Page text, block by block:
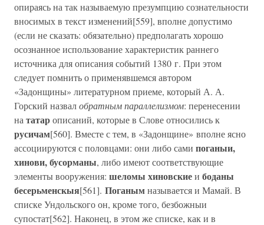
опираясь на так называемую презумпцию сознательности
вносимых в текст изменений[559], вполне допустимо
(если не сказать: обязательно) предполагать хорошо
осознанное использование характеристик раннего
источника для описания событий 1380 г. При этом
следует помнить о применявшемся автором
«Задонщины» литературном приеме, который А. А.
Горский назвалобратным параллелизмом: перенесении
на татарописаний, которые в Слове относились к
русичам[560]. Вместе с тем, в «Задонщине» вполне ясно
ассоциируются с половцами: они либо сами поганыи,
хинови, бусорманы, либо имеют соответствующие
элементы вооружения: шеломы хиновскиеи боданы
бесерьменскыя[561]. Поганымназывается и Мамай. В
списке Ундольского он, кроме того, безбожныи
супостат[562]. Наконец, в этом же списке, как и в